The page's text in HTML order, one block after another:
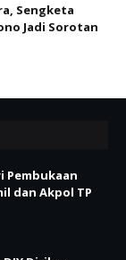
Sengketa
Jadi Sorotan
Pembukaan
dan Akpol TP